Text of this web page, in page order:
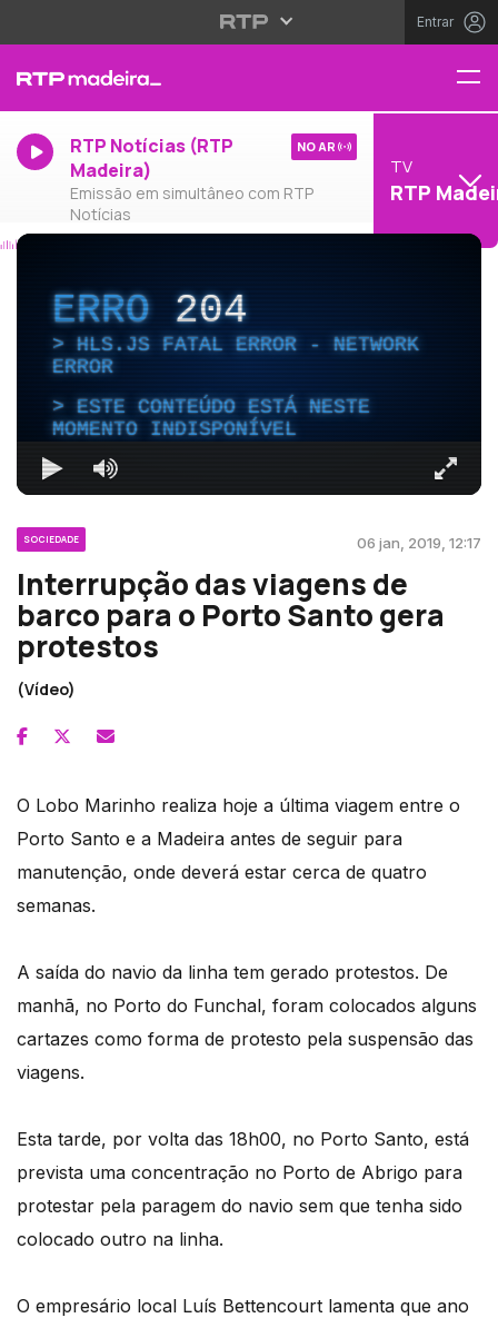
Entrar
RTP Notícias (RTP
Madeira)
Emissão em simultâneo com RTP
Notícias
NO AR
TV
RTP
ERRO204
HLS.JS FATAL ERROR - NETWORK
ERROR
ESTE CONTEÚDO ESTÁ NESTE
MOMENTO INDISPONÍVEL
SOCIEDADE 06 jan, 2019, 12:17
Interrupção das viagens de
barco para o Porto Santo gera
protestos
(Vídeo)
O Lobo Marinho realiza hoje a última viagem entre o
Porto Santo e a Madeira antes de seguir para
manutenção, onde deverá estar cerca de quatro
semanas.
A saída do navio da linha tem gerado protestos. De
manhã, no Porto do Funchal, foram colocados alguns
cartazes como forma de protesto pela suspensão das
viagens.
Esta tarde, por volta das 18h00, no Porto Santo, está
prevista uma concentração no Porto de Abrigo para
protestar pela paragem do navio sem que tenha sido
colocado outro na linha.
O empresário local Luís Bettencourt lamenta que ano